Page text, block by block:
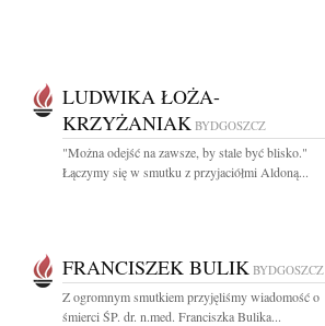
LUDWIKA ŁOŻA-
KRZYŻANIAK BYDGOSZCZ
"Można odejść na zawsze, by stale być blisko."
Łączymy się w smutku z przyjaciółmi Aldoną...
FRANCISZEK BULIK BYDGOSZCZ
Z ogromnym smutkiem przyjęliśmy wiadomość o
śmierci ŚP. dr. n.med. Franciszka Bulika...